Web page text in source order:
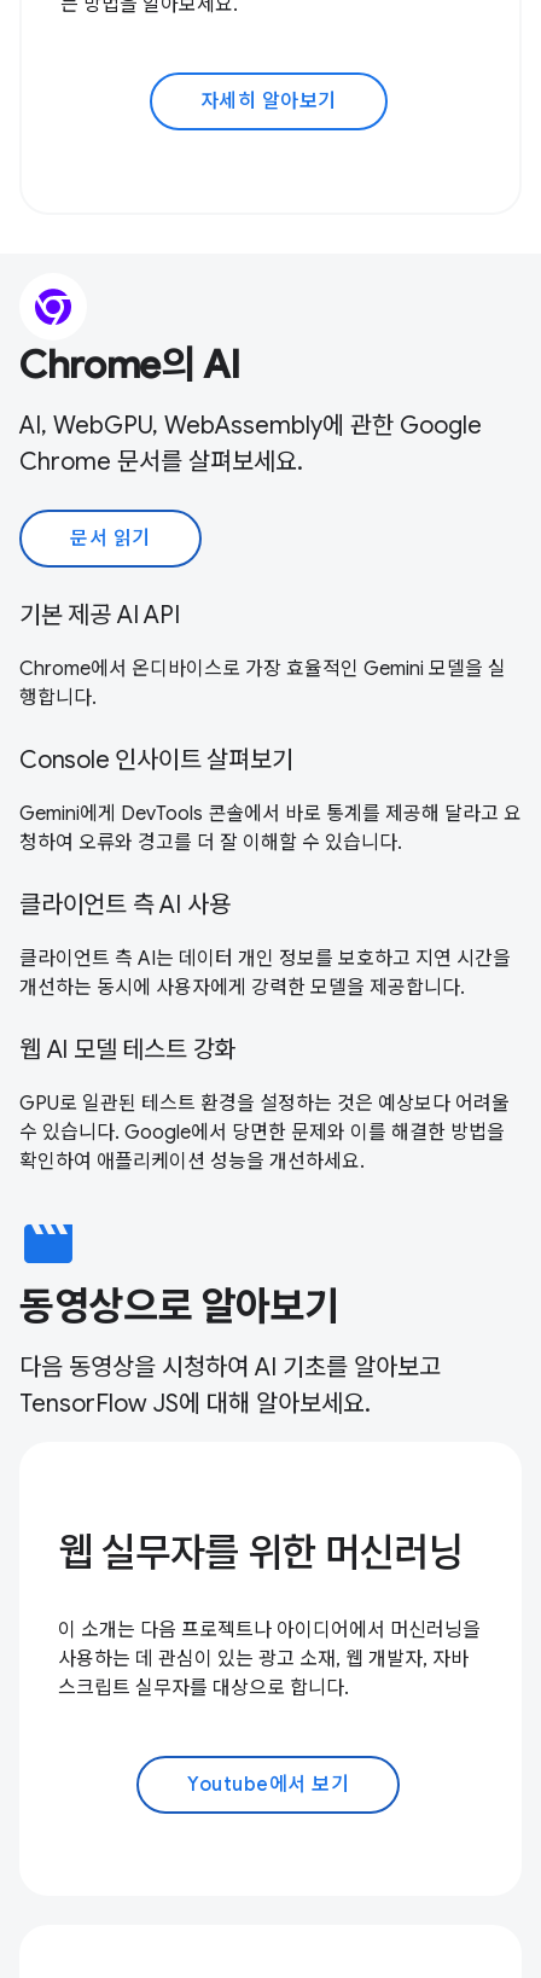
는 방법을 알아보세요.
자세히 알아보기
Chrome의 AI
AI, WebGPU, WebAssembly에 관한 Google
Chrome 문서를 살펴보세요.
문서 읽기
기본 제공 AI API
Chrome에서 온디바이스로 가장 효율적인 Gemini 모델을 실
행합니다.
Console 인사이트 살펴보기
Gemini에게 DevTools 콘솔에서 바로 통계를 제공해 달라고 요
청하여 오류와 경고를 더 잘 이해할 수 있습니다.
클라이언트 측 AI 사용
클라이언트 측 AI는 데이터 개인 정보를 보호하고 지연 시간을
개선하는 동시에 사용자에게 강력한 모델을 제공합니다.
웹 AI 모델 테스트 강화
GPU로 일관된 테스트 환경을 설정하는 것은 예상보다 어려울
수 있습니다. Google에서 당면한 문제와 이를 해결한 방법을
확인하여 애플리케이션 성능을 개선하세요.
movie
동영상으로 알아보기
다음 동영상을 시청하여 AI 기초를 알아보고
TensorFlow JS에 대해 알아보세요.
웹 실무자를 위한 머신러닝
이 소개는 다음 프로젝트나 아이디어에서 머신러닝을
사용하는 데 관심이 있는 광고 소재, 웹 개발자, 자바
스크립트 실무자를 대상으로 합니다.
Youtube에서 보기